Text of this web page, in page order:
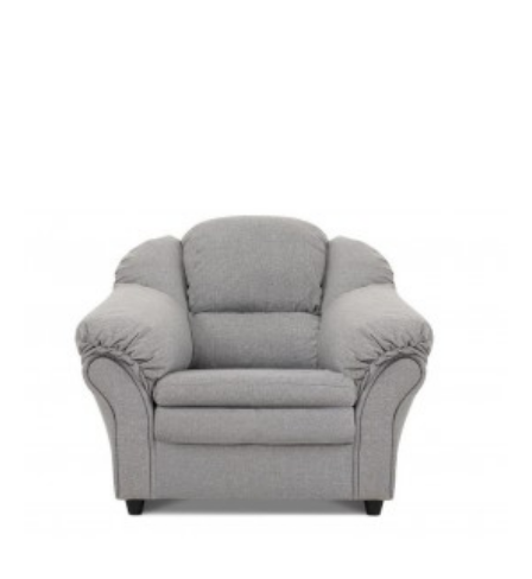
FOTEL OBROTOWY
TALGARTH Z
PODNÓŻKIEM BEŻOWY
1 491,51 zł 1 841,37 zł